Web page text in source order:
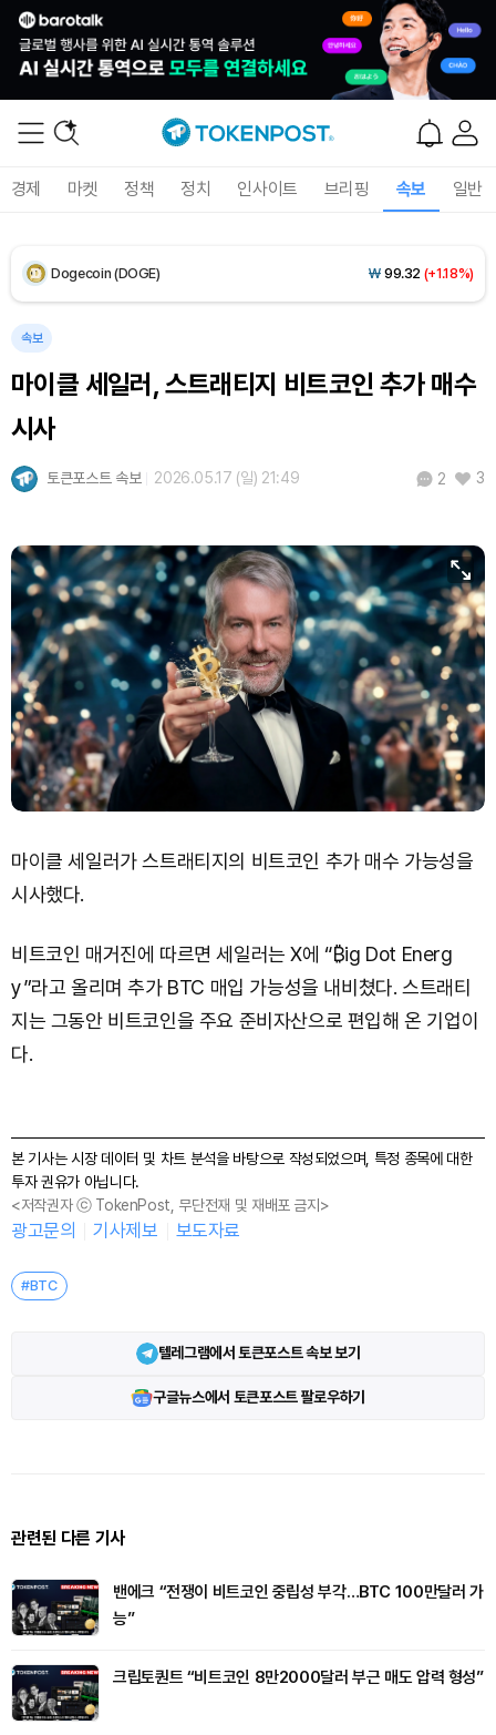
경제 마켓 정책 정치 인사이트 브리핑 속보 일반
XRP (XRP) ₩1,460(-0.82%)
Dogecoin (DOGE) ₩ 99.32 (+1.18%)
속보
마이클 세일러, 스트래티지 비트코인 추가 매수
시사
토큰포스트 속보 2026.05.17 (일) 21:49 2 3
마이클 세일러가 스트래티지의 비트코인 추가 매수 가능성을
시사했다.
비트코인 매거진에 따르면 세일러는 X에 “₿ig Dot Energ
y”라고 올리며 추가 BTC 매입 가능성을 내비쳤다. 스트래티
지는 그동안 비트코인을 주요 준비자산으로 편입해 온 기업이
다.
본 기사는 시장 데이터 및 차트 분석을 바탕으로 작성되었으며, 특정 종목에 대한
투자 권유가 아닙니다.
<저작권자 ⓒ TokenPost, 무단전재 및 재배포 금지>
광고문의 기사제보 보도자료
#BTC
텔레그램에서 토큰포스트 속보 보기
구글뉴스에서 토큰포스트 팔로우하기
관련된 다른 기사
밴에크 “전쟁이 비트코인 중립성 부각…BTC 100만달러 가
능”
크립토퀀트 “비트코인 8만2000달러 부근 매도 압력 형성”